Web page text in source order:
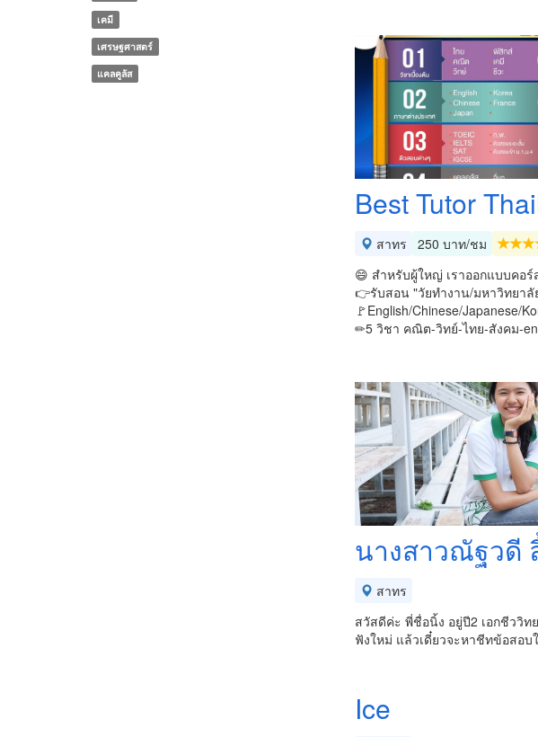
Best Tutor
สาทร 250 บาท/ชม
😄 สำหรับผู้ใหญ่ เราออกแบบคอ
👉รับสอน "วัยทำงาน/มหาวิทยา
🚩English/Chinese/Japanese/
✏5 วิชา คณิต-วิทย์-ไทย-สังคม-
นางสาวณัฐวดี
สาทร
สวัสดีค่ะ พี่ชื่อนิ้ง อยู่ปี2 เอกชีววิท
ฟังใหม่ แล้วเดี๋ยวจะหาชีทข้อสอบ
Ice
เคมี
เศรษฐศาสตร์
แคลคูลัส